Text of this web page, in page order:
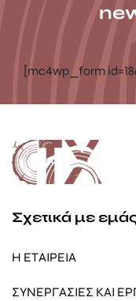
[mc4wp_form
Σχετικά με
Η ΕΤΑΙΡΕΙΑ
ΣΥΝΕΡΓΑΣΙΕΣ ΚΑΙ